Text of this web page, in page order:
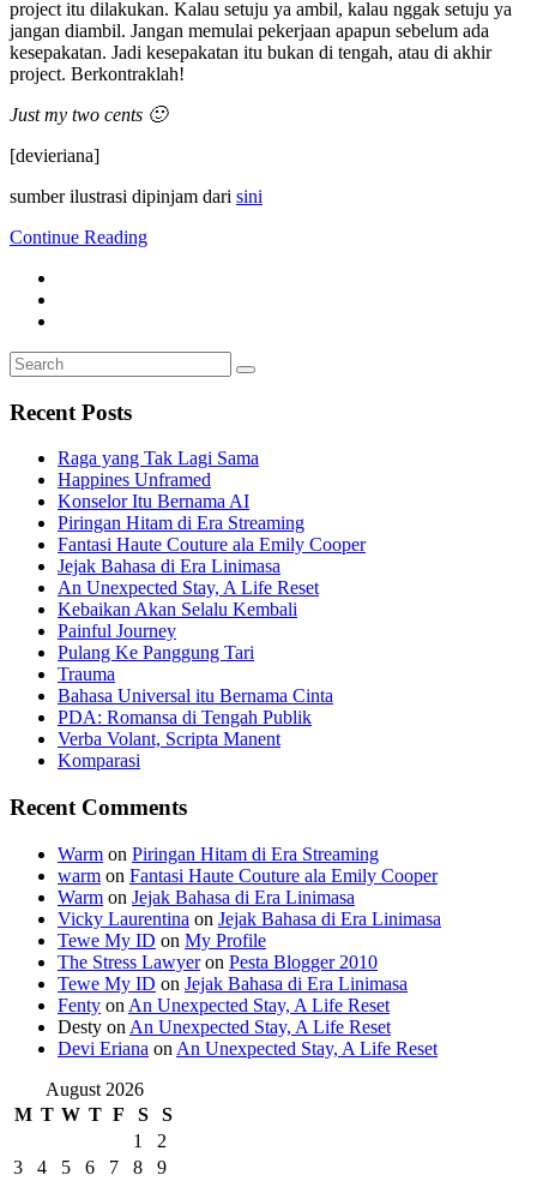
project itu dilakukan. Kalau setuju ya ambil, kalau nggak setuju ya
jangan diambil. Jangan memulai pekerjaan apapun sebelum ada
kesepakatan. Jadi kesepakatan itu bukan di tengah, atau di akhir
project. Berkontraklah!
Just my two cents 🙂
[devieriana]
sumber ilustrasi dipinjam dari sini
Continue Reading
Search
for:
Search
Recent Posts
Raga yang Tak Lagi Sama
Happines Unframed
Konselor Itu Bernama AI
Piringan Hitam di Era Streaming
Fantasi Haute Couture ala Emily Cooper
Jejak Bahasa di Era Linimasa
An Unexpected Stay, A Life Reset
Kebaikan Akan Selalu Kembali
Painful Journey
Pulang Ke Panggung Tari
Trauma
Bahasa Universal itu Bernama Cinta
PDA: Romansa di Tengah Publik
Verba Volant, Scripta Manent
Komparasi
Recent Comments
Warm on Piringan Hitam di Era Streaming
warm on Fantasi Haute Couture ala Emily Cooper
Warm on Jejak Bahasa di Era Linimasa
Vicky Laurentina on Jejak Bahasa di Era Linimasa
Tewe My ID on My Profile
The Stress Lawyeron Pesta Blogger 2010
Tewe My ID on Jejak Bahasa di Era Linimasa
Fenty on An Unexpected Stay, A Life Reset
Desty on An Unexpected Stay, A Life Reset
Devi Eriana on An Unexpected Stay, A Life Reset
August 2026
M T W T F S
S
1
2
3
4 5 6 7 8
9